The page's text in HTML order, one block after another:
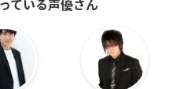
ている声優さん